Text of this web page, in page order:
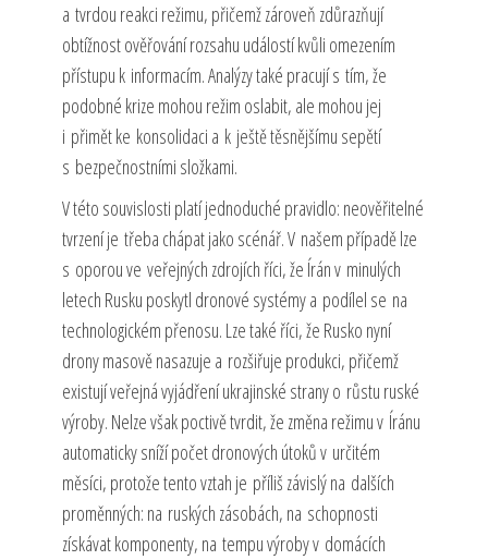
a tvrdou reakci režimu, přičemž zároveň zdůrazňují
obtížnost ověřování rozsahu událostí kvůli omezením
přístupu k informacím. Analýzy také pracují s tím, že
podobné krize mohou režim oslabit, ale mohou jej
i přimět ke konsolidaci a k ještě těsnějšímu sepětí
s bezpečnostními složkami.
V této souvislosti platí jednoduché pravidlo: neověřitelné
tvrzení je třeba chápat jako scénář. V našem případě lze
s oporou ve veřejných zdrojích říci, že Írán v minulých
letech Rusku poskytl dronové systémy a podílel se na
technologickém přenosu. Lze také říci, že Rusko nyní
drony masově nasazuje a rozšiřuje produkci, přičemž
existují veřejná vyjádření ukrajinské strany o růstu ruské
výroby. Nelze však poctivě tvrdit, že změna režimu v Íránu
automaticky sníží počet dronových útoků v určitém
měsíci, protože tento vztah je příliš závislý na dalších
proměnných: na ruských zásobách, na schopnosti
získávat komponenty, na tempu výroby v domácích